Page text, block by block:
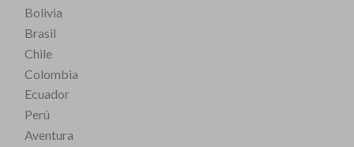
Bolivia
Brasil
Chile
Colombia
Ecuador
Perú
Aventura